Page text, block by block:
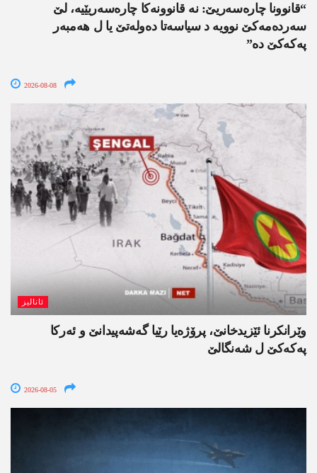
“قانوونا چارەسەریێ: نە قانوونەکا چارەسەریێیە، لێ
سەردەمەکێ نوویە د سیاسەتا دەولەتێ یا ل ھەمبەر
پەکەکێ دە”
2026-08-08
ئانالیز
وێرانکرنا ئێزیدخانێ، پرۆژەیا رێیا گەشەپیدانێ و ئەرکا
پەکەکێ ل شەنگالێ
2026-08-05